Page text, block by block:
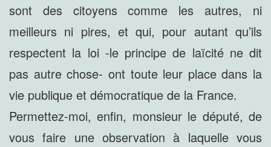
sont des citoyens comme les autres, ni
meilleurs ni pires, et qui, pour autant qu’ils
respectent la loi -le principe de laïcité ne dit
pas autre chose- ont toute leur place dans la
vie publique et démocratique de la France.
Permettez-moi, enfin, monsieur le député, de
vous faire une observation à laquelle vous